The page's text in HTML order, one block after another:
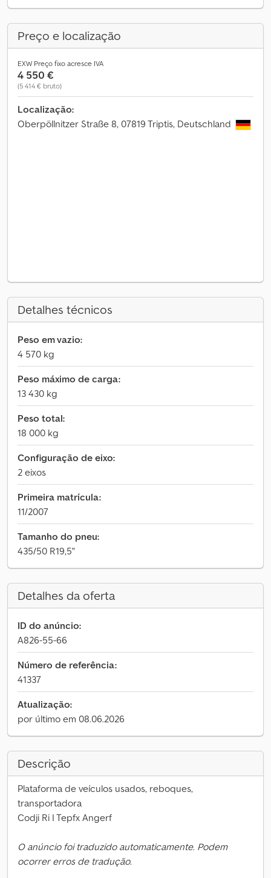
Preço e localização
EXW Preço fixo acresce IVA
4 550 €
(5 414 € bruto)
Localização:
Oberpöllnitzer Straße 8, 07819 Triptis, Deutschland
Detalhes técnicos
Peso em vazio:
4 570 kg
Peso máximo de carga:
13 430 kg
Peso total:
18 000 kg
Configuração de eixo:
2 eixos
Primeira matrícula:
11/2007
Tamanho do pneu:
435/50 R19,5"
Detalhes da oferta
ID do anúncio:
A826-55-66
Número de referência:
41337
Atualização:
por último em 08.06.2026
Descrição
Plataforma de veículos usados, reboques,
transportadora
Codji Ri I Tepfx Angerf
O anúncio foi traduzido automaticamente. Podem
ocorrer erros de tradução.